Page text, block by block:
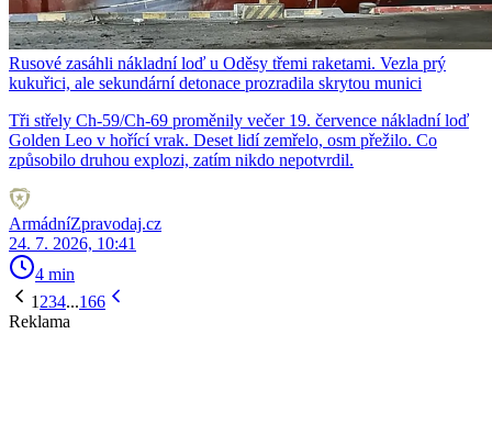
Rusové zasáhli nákladní loď u Oděsy třemi raketami. Vezla prý
kukuřici, ale sekundární detonace prozradila skrytou munici
Tři střely Ch-59/Ch-69 proměnily večer 19. července nákladní loď
Golden Leo v hořící vrak. Deset lidí zemřelo, osm přežilo. Co
způsobilo druhou explozi, zatím nikdo nepotvrdil.
ArmádníZpravodaj.cz
24. 7. 2026, 10:41
4 min
1 234...166
Reklama